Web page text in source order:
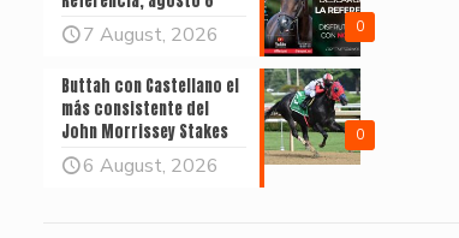
0
7 August, 2026
0
Buttah con Castellano el
más consistente del
John Morrissey Stakes
6 August, 2026